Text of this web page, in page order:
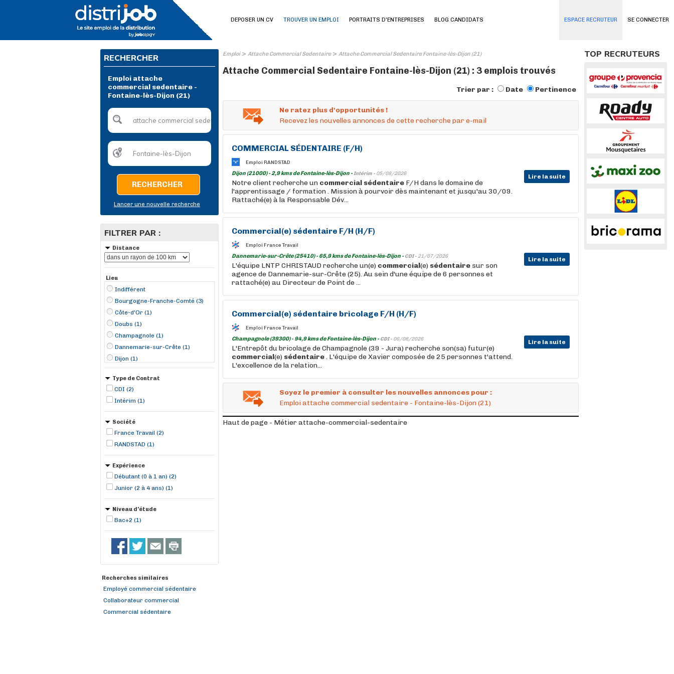
SE CONNECTER
DEPOSER UN CV TROUVER UN EMPLOI PORTRAITS D'ENTREPRISES BLOG CANDIDATS ESPACE RECRUTEUR
RECHERCHER
Emploi attache
commercial sedentaire -
Fontaine-lès-Dijon (21)
RECHERCHER
Lancer une nouvelle recherche
FILTRER PAR :
Distance
Lieu
Indifférent
Bourgogne-Franche-Comté (3)
Côte-d'Or (1)
Doubs (1)
Champagnole (1)
Dannemarie-sur-Crête (1)
Dijon (1)
Type de Contrat
CDI (2)
Intérim (1)
Société
France Travail (2)
RANDSTAD (1)
Expérience
Débutant (0 à 1 an) (2)
Junior (2 à 4 ans) (1)
Niveau d'étude
Bac+2 (1)
Recherches similaires
Employé commercial sédentaire
Collaborateur commercial
Commercial sédentaire
Emploi> Attache Commercial Sedentaire> Attache Commercial Sedentaire Fontaine-lès-Dijon (21)
Attache Commercial Sedentaire Fontaine-lès-Dijon (21) : 3 emplois trouvés
Trier par : Date Pertinence
Ne ratez plus d'opportunités !
Recevez les nouvelles annonces de cette recherche par e-mail
COMMERCIAL SÉDENTAIRE (F/H)
Emploi RANDSTAD
Dijon (21000) - 2,9 kms de Fontaine-lès-Dijon -Intérim - 05/08/2026 Lire la suite
Notre client recherche un commercial sédentaire F/H dans le domaine de
l'apprentissage / formation . Mission à pourvoir dès maintenant et jusqu'au 30/09.
Rattaché(e) à la Responsable Dév...
Commercial(e) sédentaire F/H (H/F)
Emploi France Travail
Dannemarie-sur-Crête (25410) - 65,9 kms de Fontaine-lès-Dijon -CDI - 21/07/2026 Lire la suite
L'équipe LNTP CHRISTAUD recherche un(e) commercial(e) sédentaire sur son
agence de Dannemarie-sur-Crête (25). Au sein d'une équipe de 6 personnes et
rattaché(e) au Directeur de Point de ...
Commercial(e) sédentaire bricolage F/H (H/F)
Emploi France Travail
Champagnole (39300) - 94,9 kms de Fontaine-lès-Dijon -CDI - 06/08/2026 Lire la suite
L'Entrepôt du bricolage de Champagnole (39 - Jura) recherche son(sa) futur(e)
commercial(e) sédentaire. L'équipe de Xavier composée de 25 personnes t'attend.
L'excellence de la relation...
Soyez le premier à consulter les nouvelles annonces pour :
Emploi attache commercial sedentaire - Fontaine-lès-Dijon (21)
Haut de page - Métier attache-commercial-sedentaire
TOP RECRUTEURS